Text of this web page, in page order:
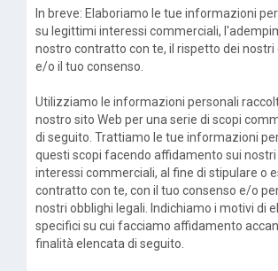
In breve: Elaboriamo le tue informazioni
su legittimi interessi commerciali,
nostro contratto con te, il rispetto dei nostri
e/o il tuo consenso.
Utilizziamo le informazioni personali
nostro sito Web per una serie di scopi
di seguito. Trattiamo le tue informazioni
questi scopi facendo affidamento sui
interessi commerciali, al fine di stipulare o
contratto con te, con il tuo consenso e/o
nostri obblighi legali. Indichiamo i motivi di
specifici su cui facciamo affidamento
finalità elencata di seguito.